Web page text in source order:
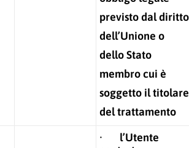
previsto dal diritto
dell’Unione o
dello Stato
membro cui è
soggetto il titolare
del trattamento
· l’Utente